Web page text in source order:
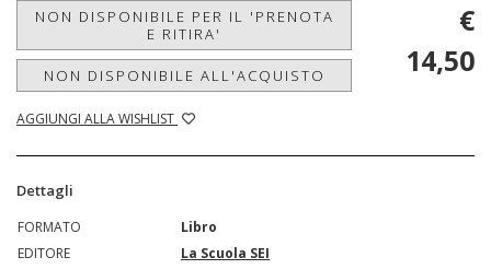
NON DISPONIBILE PER IL 'PRENOTA
E RITIRA'
NON DISPONIBILE ALL'ACQUISTO
AGGIUNGI ALLA WISHLIST
€
14,50
Dettagli
FORMATO
Libro
EDITORE
La Scuola SEI